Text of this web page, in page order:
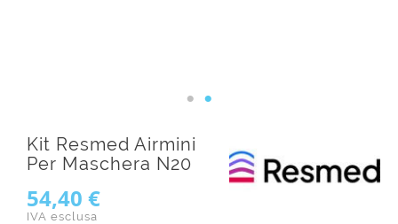
Kit Resmed Airmini
Per Maschera N20
54,40 €
IVA esclusa